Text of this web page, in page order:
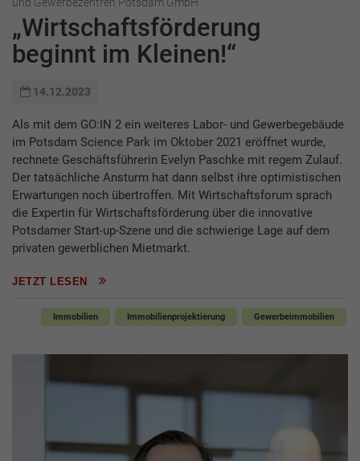
„Wirtschaftsförderung
beginnt im Kleinen!“
14.12.2023
Als mit dem GO:IN 2 ein weiteres Labor- und Gewerbegebäude
im Potsdam Science Park im Oktober 2021 eröffnet wurde,
rechnete Geschäftsführerin Evelyn Paschke mit regem Zulauf.
Der tatsächliche Ansturm hat dann selbst ihre optimistischen
Erwartungen noch übertroffen. Mit Wirtschaftsforum sprach
die Expertin für Wirtschaftsförderung über die innovative
Potsdamer Start-up-Szene und die schwierige Lage auf dem
privaten gewerblichen Mietmarkt.
JETZT LESEN
Immobilien Immobilienprojektierung Gewerbeimmobilien